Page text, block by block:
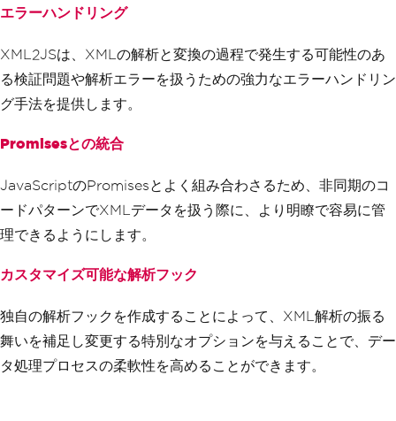
エラーハンドリング
XML2JSは、XMLの解析と変換の過程で発生する可能性のあ
る検証問題や解析エラーを扱うための強力なエラーハンドリン
グ手法を提供します。
Promisesとの統合
JavaScriptのPromisesとよく組み合わさるため、非同期のコ
ードパターンでXMLデータを扱う際に、より明瞭で容易に管
理できるようにします。
カスタマイズ可能な解析フック
独自の解析フックを作成することによって、XML解析の振る
舞いを補足し変更する特別なオプションを与えることで、デー
タ処理プロセスの柔軟性を高めることができます。